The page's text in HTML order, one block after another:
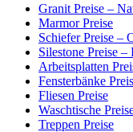
Granit Preise –
Marmor Preise
Schiefer Preise –
Silestone Preise –
Arbeitsplatten
Fensterbänke
Fliesen Preise
Waschtische
Treppen Preise